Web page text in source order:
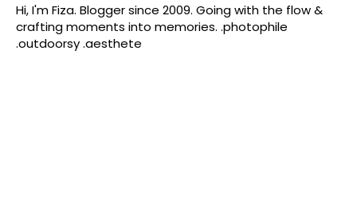
Hi, I'm Fiza. Blogger since 2009. Going with the flow &
crafting moments into memories. .photophile
.outdoorsy .aesthete